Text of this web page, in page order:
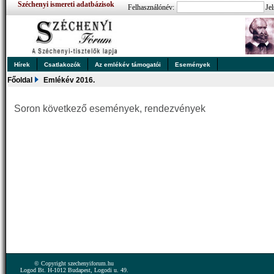
Széchenyi ismereti adatbázisok Felhasználónév:
Hírek Csatlakozók Az emlékév támogatói Események
Főoldal Emlékév 2016.
Soron következő események, rendezvények
© Copyright szechenyiforum.hu
Logod Bt. H-1012 Budapest, Logodi u. 49.